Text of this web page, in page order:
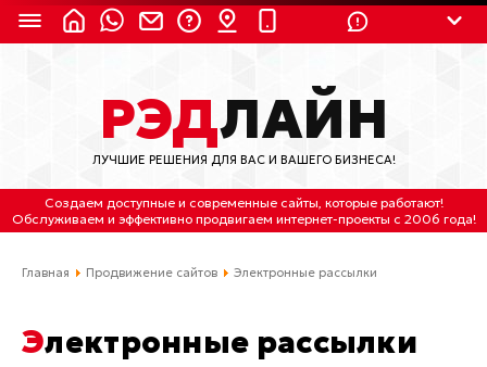
8 (800) 550-9899 (с 2:30 до 11:30 по
Мск)
Бесплатно по России
(4212) 658-653
(4212) 637-673
Отдельный вход \ Левый торец здания
РЭДЛАЙН
ЛУЧШИЕ РЕШЕНИЯ ДЛЯ ВАС И ВАШЕГО БИЗНЕСА!
Создаем доступные и современные сайты, которые работают!
Обслуживаем и эффективно продвигаем интернет-проекты с 2006 года!
Главная Продвижение сайтов Электронные рассылки
Электронные рассылки